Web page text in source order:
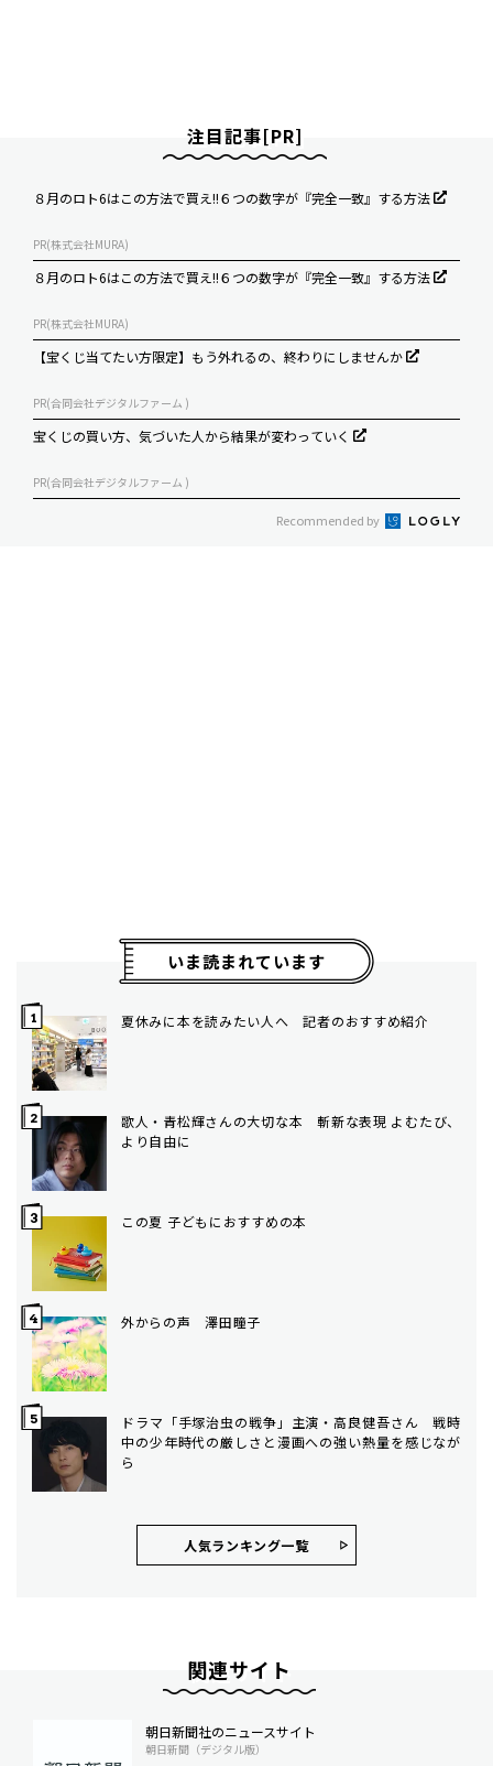
注目記事[PR]
８月のロト6はこの方法で買え!!６つの数字が『完全一致』する方法
PR(株式会社MURA)
８月のロト6はこの方法で買え!!６つの数字が『完全一致』する方法
PR(株式会社MURA)
【宝くじ当てたい方限定】もう外れるの、終わりにしませんか
PR(合同会社デジタルファーム )
宝くじの買い方、気づいた人から結果が変わっていく
PR(合同会社デジタルファーム )
Recommended by
いま読まれています
夏休みに本を読みたい人へ 記者のおすすめ紹介
歌人・青松輝さんの大切な本 斬新な表現 よむたび、
より自由に
この夏 子どもにおすすめの本
外からの声 澤田瞳子
ドラマ「手塚治虫の戦争」主演・高良健吾さん 戦時
中の少年時代の厳しさと漫画への強い熱量を感じなが
ら
人気ランキング⼀覧
関連サイト
朝日新聞社のニュースサイト
朝日新聞（デジタル版）